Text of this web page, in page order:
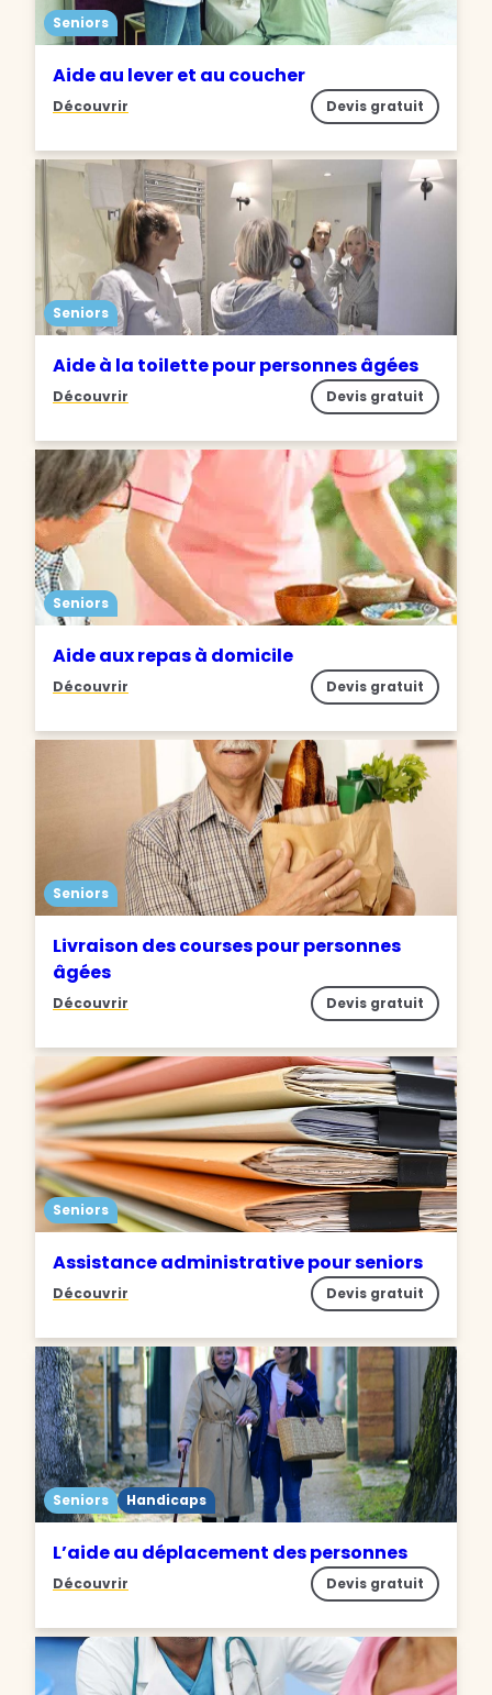
Seniors
Aide au lever et au coucher
Découvrir Devis gratuit
Seniors
Aide à la toilette pour personnes âgées
Découvrir Devis gratuit
Seniors
Aide aux repas à domicile
Découvrir Devis gratuit
Seniors
Livraison des courses pour personnes
âgées
Découvrir Devis gratuit
Seniors
Assistance administrative pour seniors
Découvrir Devis gratuit
Seniors Handicaps
L’aide au déplacement des personnes
Découvrir Devis gratuit